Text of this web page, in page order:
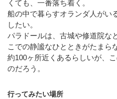
くても、一番落ち着く。
船の中で暮らすオランダ人がい
したい。
パラドールは、古城や修道院な
こでの静謐なひとときがたまら
約100ヶ所近くあるらしいが、
のだろう。
行ってみたい場所